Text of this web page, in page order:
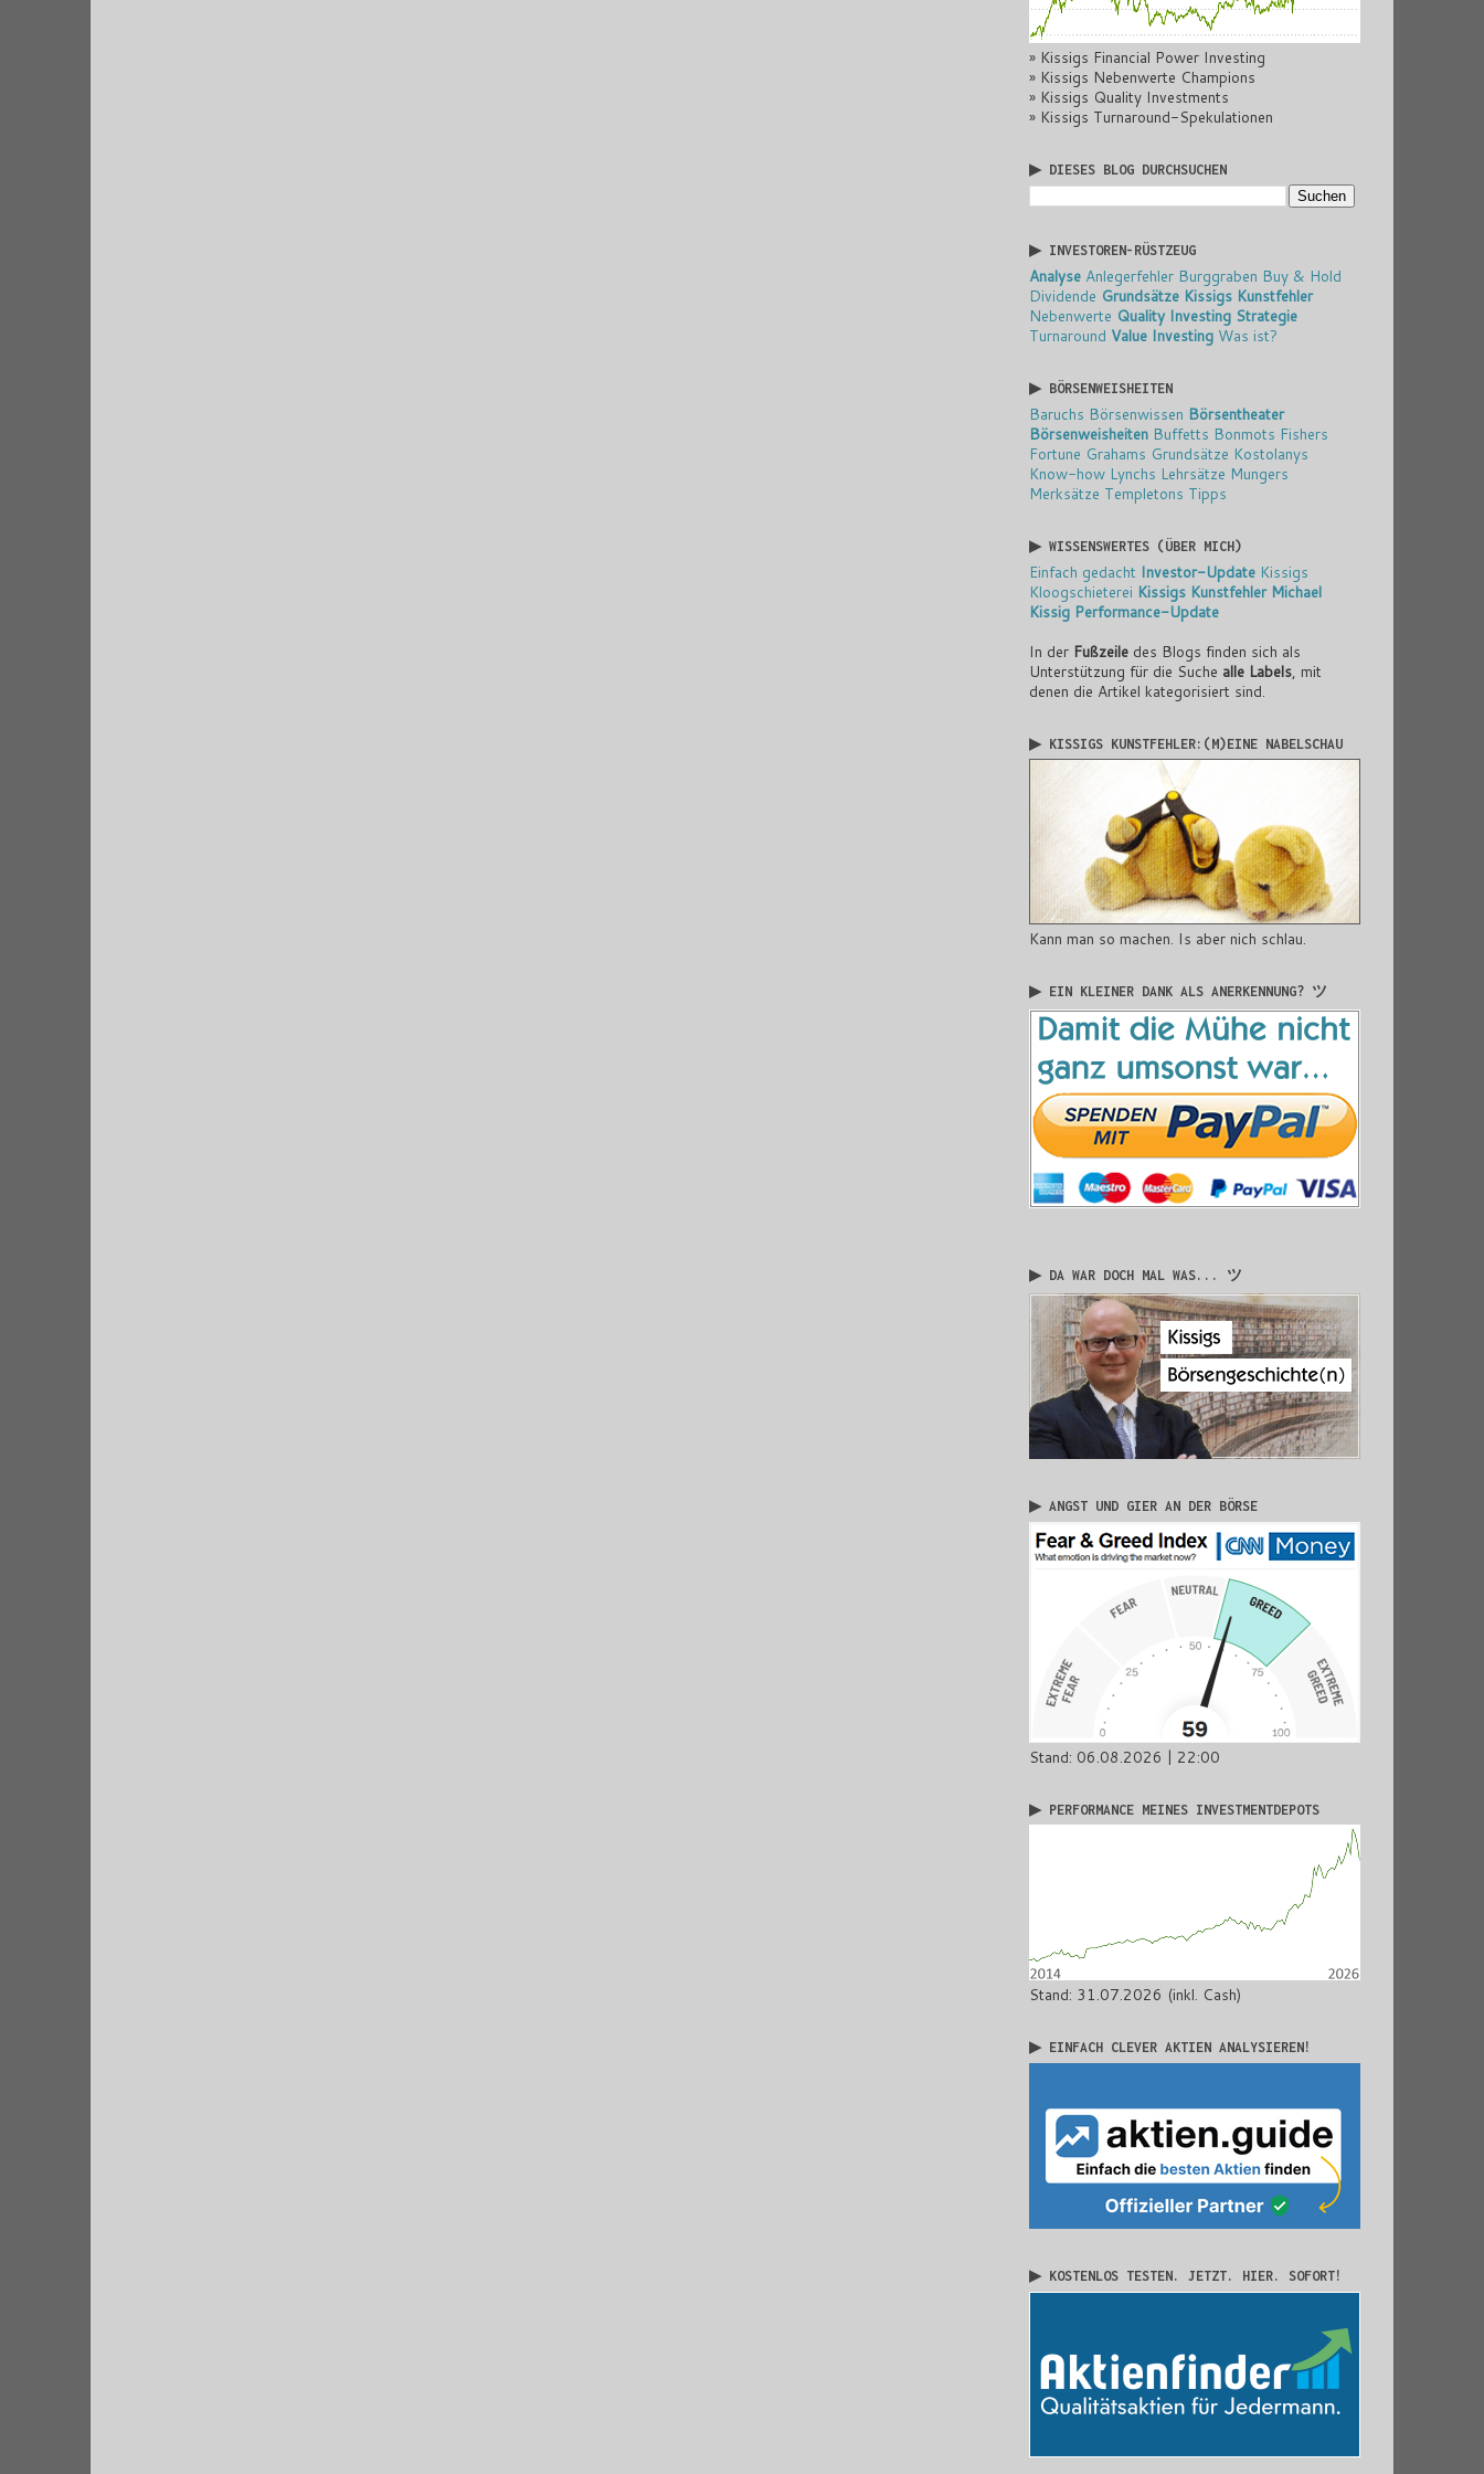
» Kissigs Financial Power Investing
» Kissigs Nebenwerte Champions
» Kissigs Quality Investments
» Kissigs Turnaround-Spekulationen
▶ DIESES BLOG DURCHSUCHEN
▶ INVESTOREN-RÜSTZEUG
Analyse Anlegerfehler Burggraben Buy & Hold
Dividende Grundsätze Kissigs Kunstfehler
Nebenwerte Quality Investing Strategie
Turnaround Value Investing Was ist?
▶ BÖRSENWEISHEITEN
Baruchs Börsenwissen Börsentheater
Börsenweisheiten Buffetts Bonmots Fishers
Fortune Grahams Grundsätze Kostolanys
Know-how Lynchs Lehrsätze Mungers
Merksätze Templetons Tipps
▶ WISSENSWERTES (ÜBER MICH)
Einfach gedacht Investor-Update Kissigs
Kloogschieterei Kissigs Kunstfehler Michael
Kissig Performance-Update
In der Fußzeile des Blogs finden sich als
Unterstützung für die Suche alle Labels , mit
denen die Artikel kategorisiert sind.
▶ KISSIGS KUNSTFEHLER:(M)EINE NABELSCHAU
Kann man so machen. Is aber nich schlau.
▶ EIN KLEINER DANK ALS ANERKENNUNG? ツ
▶ DA WAR DOCH MAL WAS... ツ
▶ ANGST UND GIER AN DER BÖRSE
Stand: 06.08.2026 | 22:00
▶ PERFORMANCE MEINES INVESTMENTDEPOTS
Stand: 31.07.2026 (inkl. Cash)
▶ EINFACH CLEVER AKTIEN ANALYSIEREN!
▶ KOSTENLOS TESTEN. JETZT. HIER. SOFORT!